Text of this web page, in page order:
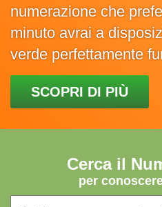
numerazione che
minuto avrai a
verde perfettamente
SCOPRI DI PIÙ
Cerca il
per